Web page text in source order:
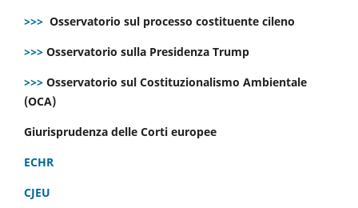
>>> Osservatorio sul processo costituente cileno
>>> Osservatorio sulla Presidenza Trump
>>> Osservatorio sul Costituzionalismo Ambientale
(OCA)
Giurisprudenza delle Corti europee
ECHR
CJEU